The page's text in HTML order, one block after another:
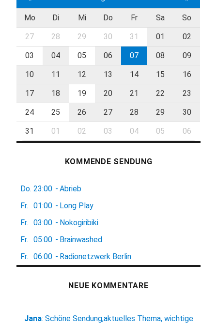
Mo Di Mi Do Fr Sa So
27 28 29 30 31 01 02
03 04 05 06 07 08 09
10 11 12 13 14 15 16
17 18 19 20 21 22 23
24 25 26 27 28 29 30
31 01 02 03 04 05 06
KOMMENDE SENDUNG
Do. 23:00 - Abrieb
Fr.
01:00 - Long Play
Fr.
03:00 - Nokogiribiki
Fr.
05:00 - Brainwashed
Fr.
06:00 - Radionetzwerk Berlin
NEUE KOMMENTARE
Jana:Schöne Sendung,aktuelles Thema, wichtige